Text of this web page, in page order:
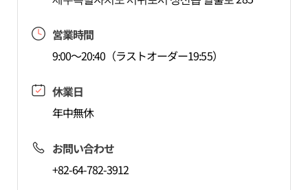
営業時間
9:00～20:40（ラストオーダー19:55）
休業日
年中無休
お問い合わせ
+82-64-782-3912